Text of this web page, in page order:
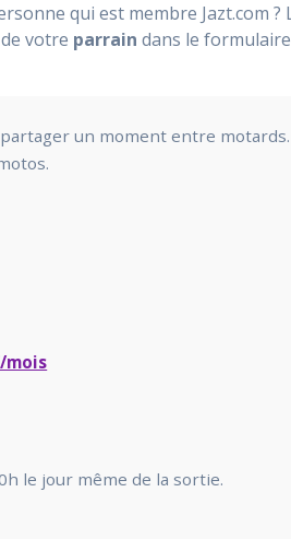
qui est membre Jazt.com ?
votre parrain dans le formulaire
un moment entre motards.
mois
le jour même de la sortie.